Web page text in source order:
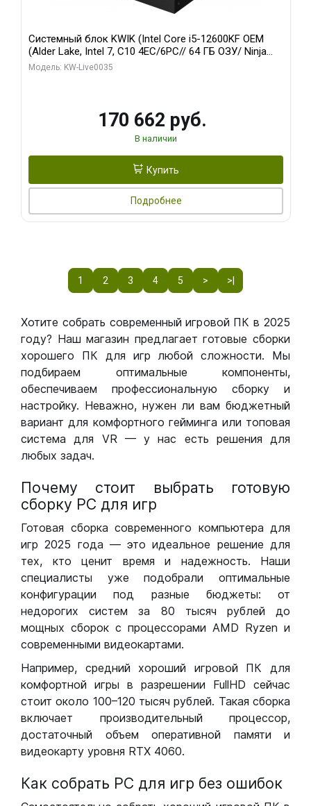
Системный блок KWIK (Intel Core i5-12600KF OEM
(Alder Lake, Intel 7, C10 4EC/6PC// 64 ГБ ОЗУ/ Ninja
Sinotex GTX1650 4GB 128bit GDDR6 DVI DP HDMI 2/
Модель: KW-Live0035
170 662 руб.
В наличии
Купить
Подробнее
1 2 3 4 5 > >|
Хотите собрать современный игровой ПК в 2025
году? Наш магазин предлагает готовые сборки
хорошего ПК для игр любой сложности. Мы
подбираем оптимальные компоненты,
обеспечиваем профессиональную сборку и
настройку. Неважно, нужен ли вам бюджетный
вариант для комфортного гейминга или топовая
система для VR — у нас есть решения для
любых задач.
Почему стоит выбрать готовую
сборку РС для игр
Готовая сборка современного компьютера для
игр 2025 года — это идеальное решение для
тех, кто ценит время и надежность. Наши
специалисты уже подобрали оптимальные
конфигурации под разные бюджеты: от
недорогих систем за 80 тысяч рублей до
мощных сборок с процессорами AMD Ryzen и
современными видеокартами.
Например, средний хороший игровой ПК для
комфортной игры в разрешении FullHD сейчас
стоит около 100–120 тысяч рублей. Такая сборка
включает производительный процессор,
достаточный объем оперативной памяти и
видеокарту уровня RTX 4060.
Как собрать РС для игр без ошибок